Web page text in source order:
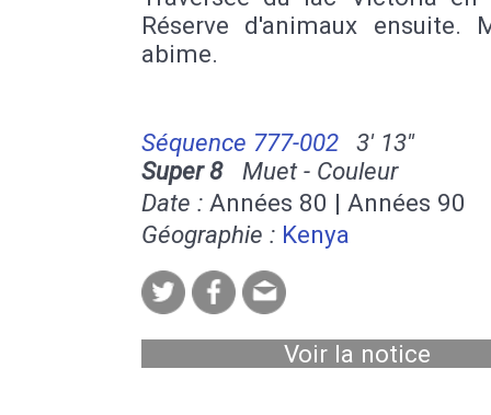
Réserve d'animaux ensuite.
abime.
Séquence 777-002
3' 13''
Super 8Muet - Couleur
Date : Années 80 | Années 90
Géographie : Kenya
Voir la notice